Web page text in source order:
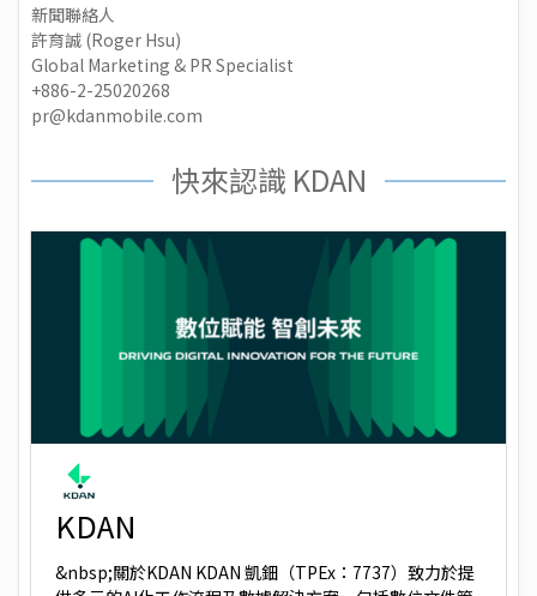
新聞聯絡人
許育誠 (Roger Hsu)
Global Marketing & PR Specialist
+886-2-25020268
pr@kdanmobile.com
快來認識 KDAN
KDAN
&nbsp;關於KDAN KDAN 凱鈿（TPEx：7737）致力於提